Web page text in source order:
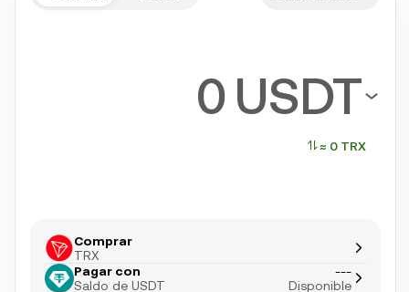
USDT
≈ 0 TRX
Comprar
TRX
Pagar con
Saldo de USDT
---
Disponible